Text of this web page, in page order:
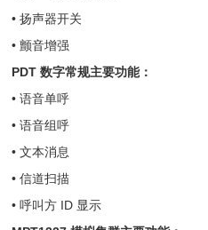
• 扬声器开关
• 颤音增强
PDT数字常规主要功能：
• 语音单呼
• 语音组呼
• 文本消息
• 信道扫描
• 呼叫方 ID 显示